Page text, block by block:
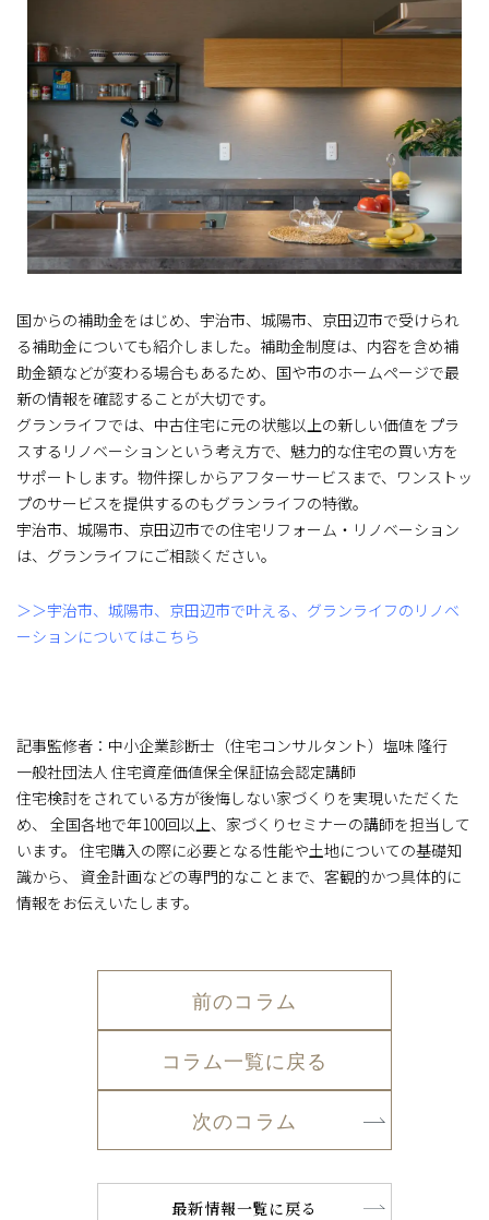
国からの補助金をはじめ、宇治市、城陽市、京田辺市で受けられ
る補助金についても紹介しました。補助金制度は、内容を含め補
助金額などが変わる場合もあるため、国や市のホームページで最
新の情報を確認することが大切です。
グランライフでは、中古住宅に元の状態以上の新しい価値をプラ
スするリノベーションという考え方で、魅力的な住宅の買い方を
サポートします。物件探しからアフターサービスまで、ワンストッ
プのサービスを提供するのもグランライフの特徴。
宇治市、城陽市、京田辺市での住宅リフォーム・リノベーション
は、グランライフにご相談ください。
＞＞宇治市、城陽市、京田辺市で叶える、グランライフのリノベ
ーションについてはこちら
記事監修者：中小企業診断士（住宅コンサルタント）塩味 隆行
一般社団法人 住宅資産価値保全保証協会認定講師
住宅検討をされている方が後悔しない家づくりを実現いただくた
め、 全国各地で年100回以上、家づくりセミナーの講師を担当して
います。 住宅購入の際に必要となる性能や土地についての基礎知
識から、 資金計画などの専門的なことまで、客観的かつ具体的に
情報をお伝えいたします。
前のコラム
コラム一覧に戻る
次のコラム
最新情報一覧に戻る